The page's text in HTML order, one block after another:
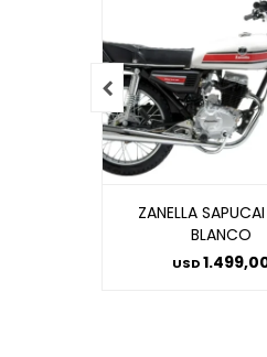
ZANELLA
BLANCO
USD
